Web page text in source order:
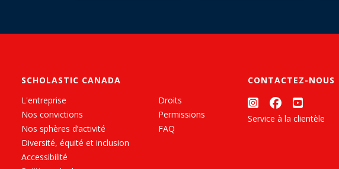
SCHOLASTIC CANADA
L'entreprise
Nos convictions
Nos sphères d’activité
Diversité, équité et inclusion
Accessibilité
Droits
Permissions
FAQ
CONTACTEZ-NOUS
Service à la clientèle